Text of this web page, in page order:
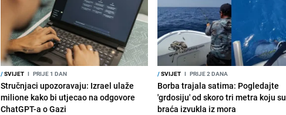
/SVIJET I PRIJE 1 DAN
Stručnjaci upozoravaju: Izrael ulaže
milione kako bi utjecao na odgovore
ChatGPT-a o Gazi
/SVIJET I PRIJE 2 DANA
Borba trajala satima: Pogledajte
'grdosiju' od skoro tri metra koju su
braća izvukla iz mora